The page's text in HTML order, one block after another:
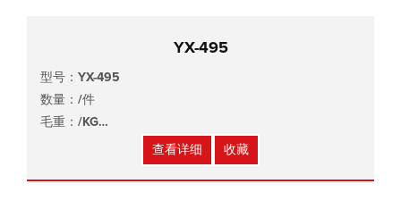
YX-495
型号：YX-495
数量：/件
毛重：/KG
查看详细 收藏